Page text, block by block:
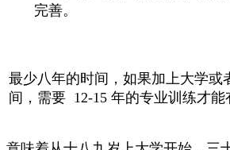
完善。
最少八年的时间，如果加上大学或
间，需要 12-15 年的专业训练才能